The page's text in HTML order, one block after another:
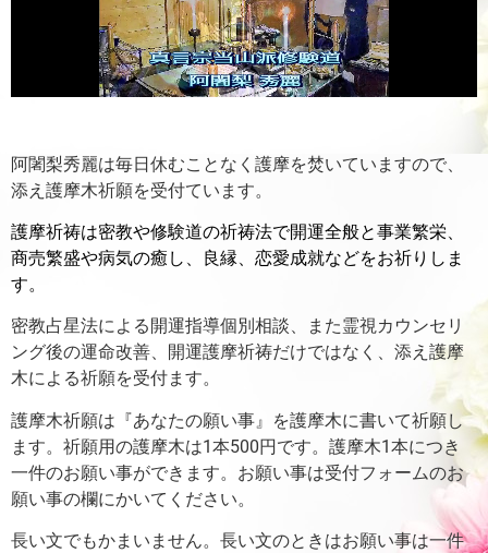
阿闍梨秀麗は毎日休むことなく護摩を焚いていますので、
添え護摩木祈願を受付ています。
護摩祈祷は密教や修験道の祈祷法で開運全般と事業繁栄、
商売繁盛や病気の癒し、良縁、恋愛成就などをお祈りしま
す。
密教占星法による開運指導個別相談、また霊視カウンセリ
ング後の運命改善、開運護摩祈祷だけではなく、添え護摩
木による祈願を受付ます。
護摩木祈願は『あなたの願い事』を護摩木に書いて祈願し
ます。 祈願用の護摩木は1本500円です。護摩木1本につき
一件のお願い事ができます。 お願い事は受付フォームのお
願い事の欄にかいてください。
長い文でもかまいません。長い文のときはお願い事は一件